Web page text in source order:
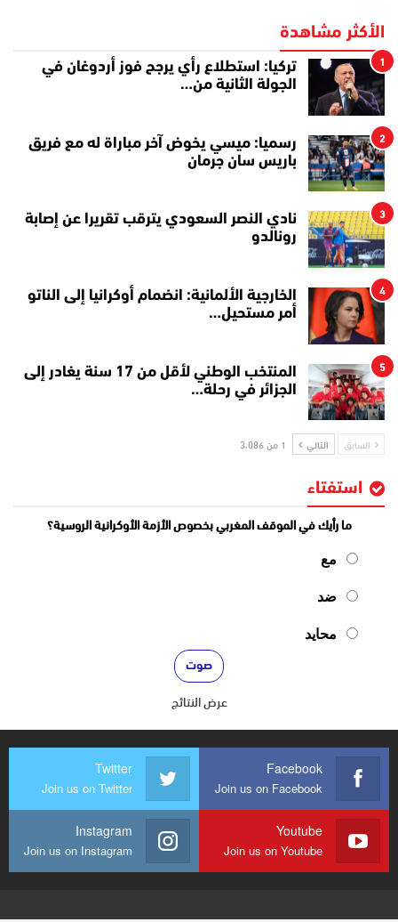
الأكثر مشاهدة
1
تركيا: استطلاع رأي يرجح فوز أردوغان في
الجولة الثانية من…
2
رسميا: ميسي يخوض آخر مباراة له مع فريق
باريس سان جرمان
3
نادي النصر السعودي يترقب تقريرا عن إصابة
رونالدو
4
الخارجية الألمانية: انضمام أوكرانيا إلى الناتو
أمر مستحيل…
5
المنتخب الوطني لأقل من 17 سنة يغادر إلى
الجزائر في رحلة…
السابق التالي 1 من 3٬086
استفتاء
ما رأيك في الموقف المغربي بخصوص الأزمة الأوكرانية الروسية؟
مع
ضد
محايد
عرض النتائج
Facebook
Join us on Facebook
Twitter
Join us on Twitter
Youtube
Join us on Youtube
Instagram
Join us on Instagram